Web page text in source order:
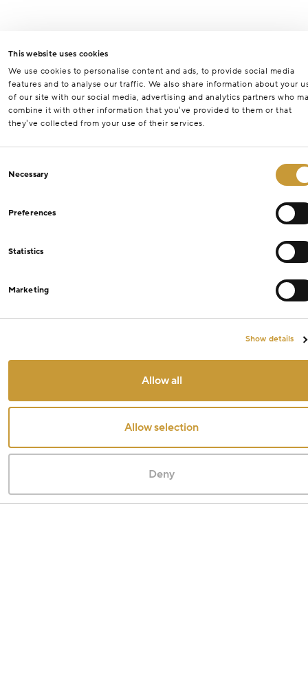
This website uses cookies
We use cookies to personalise content and ads, to provide social media
features and to analyse our traffic. We also share information about your
of our site with our social media, advertising and analytics partners who
combine it with other information that you’ve provided to them or that
they’ve collected from your use of their services.
Selection
Necessary
Preferences
Statistics
Marketing
Show details
Allow all
Allow selection
Deny